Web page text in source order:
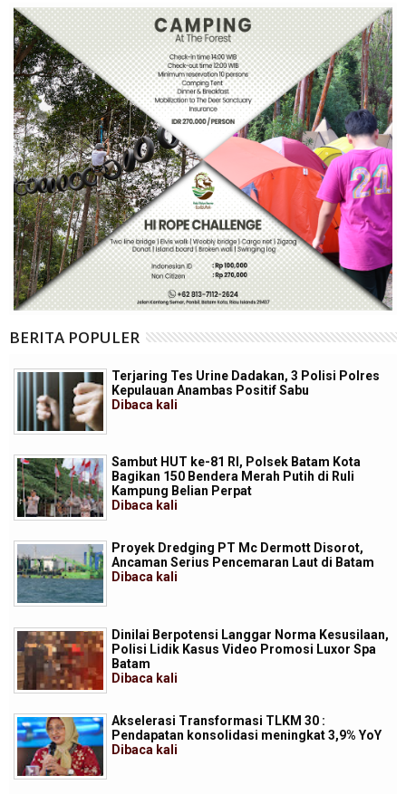
BERITA POPULER
Terjaring Tes Urine Dadakan, 3 Polisi Polres
Kepulauan Anambas Positif Sabu
Dibaca kali
Sambut HUT ke-81 RI, Polsek Batam Kota
Bagikan 150 Bendera Merah Putih di Ruli
Kampung Belian Perpat
Dibaca kali
Proyek Dredging PT Mc Dermott Disorot,
Ancaman Serius Pencemaran Laut di Batam
Dibaca kali
Dinilai Berpotensi Langgar Norma Kesusilaan,
Polisi Lidik Kasus Video Promosi Luxor Spa
Batam
Dibaca kali
Akselerasi Transformasi TLKM 30 :
Pendapatan konsolidasi meningkat 3,9% YoY
Dibaca kali